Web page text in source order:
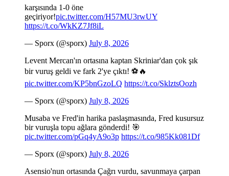
karşısında 1-0 öne
geçiriyor!pic.twitter.com/H57MU3rwUY
https://t.co/WkKZ7Jf8iL
— Sporx (@sporx) July 8, 2026
Levent Mercan'ın ortasına kaptan Skriniar'dan çok şık
bir vuruş geldi ve fark 2'ye çıktı! ⚽🔥
pic.twitter.com/KP5bnGzoLQ https://t.co/SklztsOozh
— Sporx (@sporx) July 8, 2026
Musaba ve Fred'in harika paslaşmasında, Fred kusursuz
bir vuruşla topu ağlara gönderdi! 🎯
pic.twitter.com/pGq4yA9o3p https://t.co/985Kk081Df
— Sporx (@sporx) July 8, 2026
Asensio'nun ortasında Çağrı vurdu, savunmaya çarpan